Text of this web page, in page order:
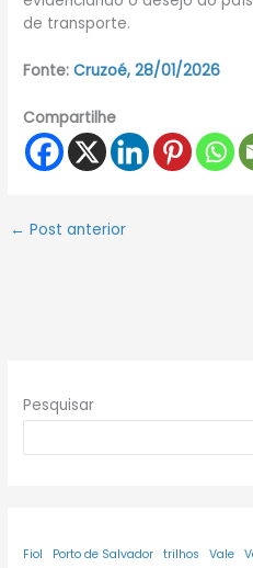
de transporte.
Fonte:Cruzoé, 28/01/2026
Compartilhe
← Post anterior
Pesquisar
Fiol Porto de Salvador trilhos Vale